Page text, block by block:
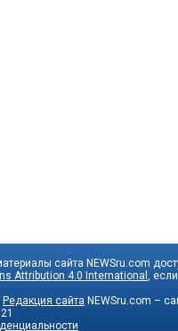
сайта NEWSru.com
Attribution 4.0 International ,
Редакция сайта NEWSru.com –